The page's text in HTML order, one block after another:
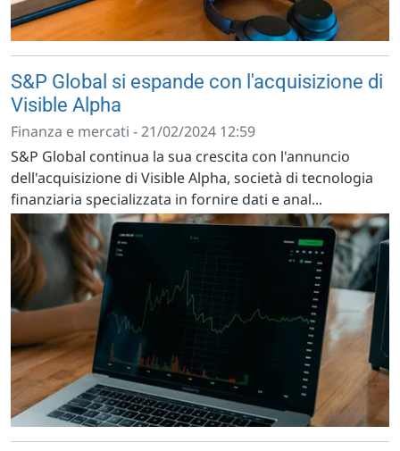
S&P Global si espande con l'acquisizione di
Visible Alpha
Finanza e mercati - 21/02/2024 12:59
S&P Global continua la sua crescita con l'annuncio
dell'acquisizione di Visible Alpha, società di tecnologia
finanziaria specializzata in fornire dati e anal...